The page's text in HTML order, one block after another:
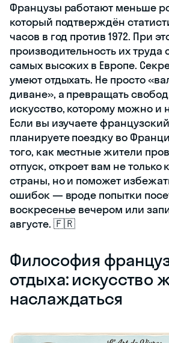
Французы работают меньше
который подтверждён
часов в год против 1972. При
производительность их труда
самых высоких в Европе.
умеют отдыхать. Не просто
диване», а превращать
искусство, которому можно и
Если вы изучаете
планируете поездку во
того, как местные жители
отпуск, откроет вам не только
страны, но и поможет
ошибок — вроде попытки
воскресенье вечером или
августе. 🇫🇷
Философия
отдыха: искусство
наслаждаться